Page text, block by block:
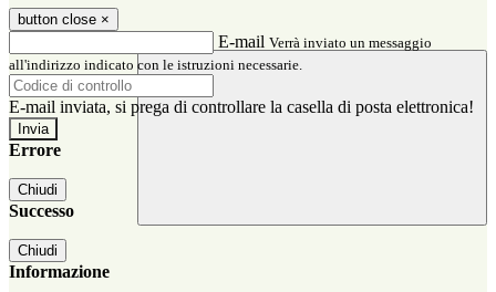
button close ×
E-mail Verrà inviato un messaggio
all'indirizzo indicato con le istruzioni necessarie.
E-mail inviata, si prega di controllare la casella di posta elettronica!
Errore
Chiudi
Successo
Chiudi
Informazione